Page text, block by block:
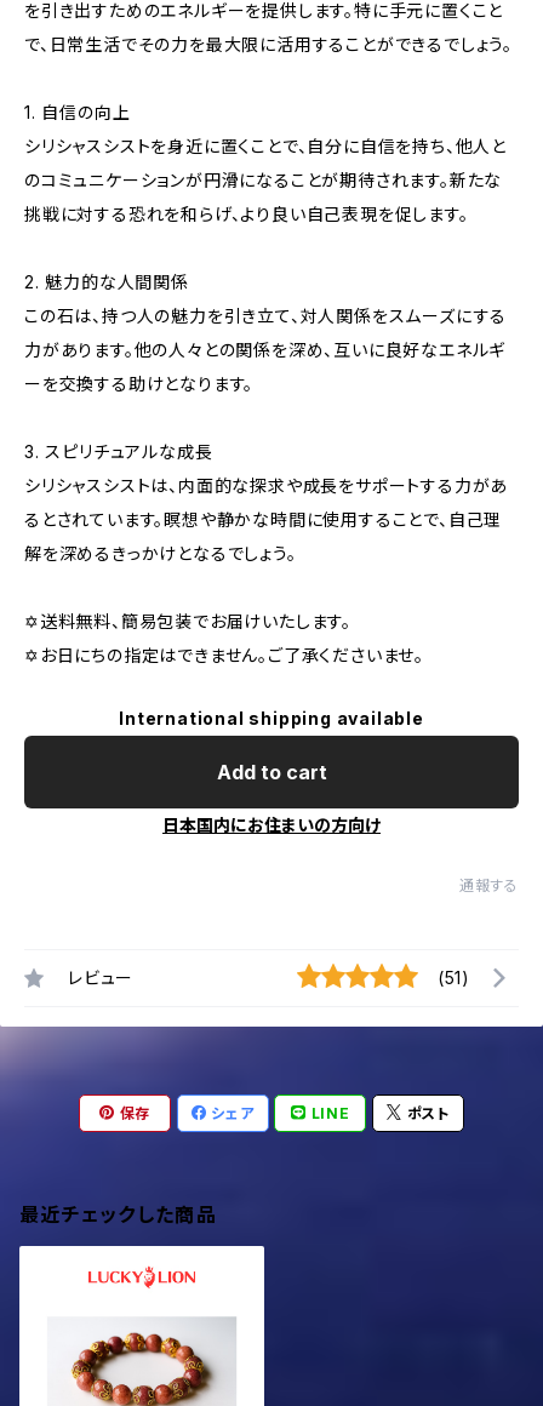
を引き出すためのエネルギーを提供します。特に手元に置くこと
で、日常生活でその力を最大限に活用することができるでしょう。
1. 自信の向上
シリシャスシストを身近に置くことで、自分に自信を持ち、他人と
のコミュニケーションが円滑になることが期待されます。新たな
挑戦に対する恐れを和らげ、より良い自己表現を促します。
2. 魅力的な人間関係
この石は、持つ人の魅力を引き立て、対人関係をスムーズにする
力があります。他の人々との関係を深め、互いに良好なエネルギ
ーを交換する助けとなります。
3. スピリチュアルな成長
シリシャスシストは、内面的な探求や成長をサポートする力があ
るとされています。瞑想や静かな時間に使用することで、自己理
解を深めるきっかけとなるでしょう。
✡送料無料、簡易包装でお届けいたします。
✡お日にちの指定はできません。ご了承くださいませ。
International shipping available
Add to cart
日本国内にお住まいの方向け
通報する
レビュー (51)
保存 シェア LINE ポスト
最近チェックした商品